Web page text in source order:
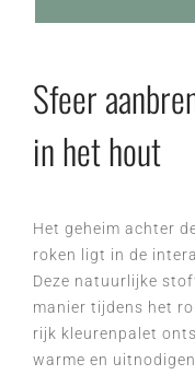
Sfeer
in het hout
Het geheim achter
roken ligt in de
Deze natuurlijke
manier tijdens het
rijk kleurenpalet
warme en